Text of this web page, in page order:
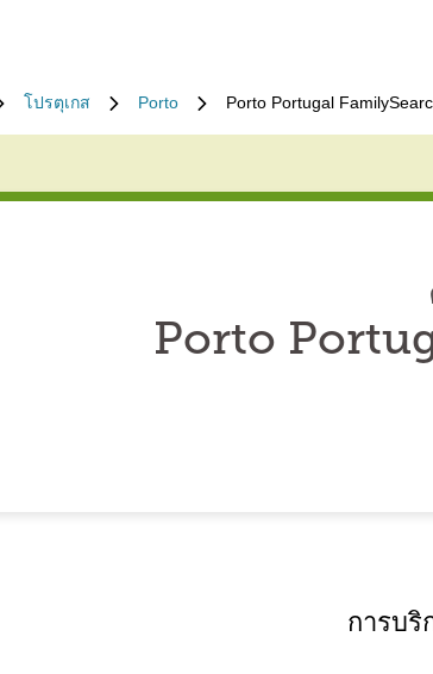
โปรตุเกส Porto Porto Portugal
Porto
การบริ